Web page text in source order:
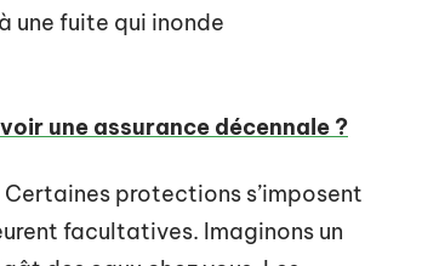
une fuite qui inonde
une assurance décennale ?
protections s’imposent
facultatives. Imaginons un